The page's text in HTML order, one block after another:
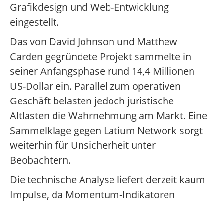
Grafikdesign und Web-Entwicklung
eingestellt.
Das von David Johnson und Matthew
Carden gegründete Projekt sammelte in
seiner Anfangsphase rund 14,4 Millionen
US-Dollar ein. Parallel zum operativen
Geschäft belasten jedoch juristische
Altlasten die Wahrnehmung am Markt. Eine
Sammelklage gegen Latium Network sorgt
weiterhin für Unsicherheit unter
Beobachtern.
Die technische Analyse liefert derzeit kaum
Impulse, da Momentum-Indikatoren